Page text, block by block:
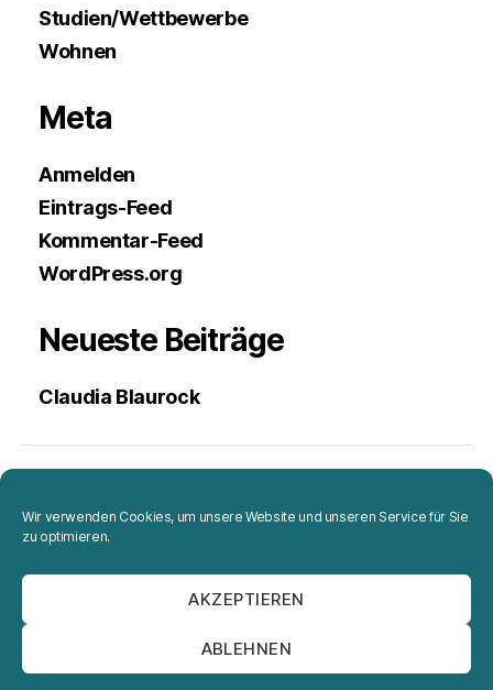
Wir verwenden Cookies, um unsere Website und unseren Service für Sie
zu optimieren.
AKZEPTIEREN
ABLEHNEN
Studien/Wettbewerbe
Wohnen
Meta
Anmelden
Eintrags-Feed
Kommentar-Feed
WordPress.org
Neueste Beiträge
Claudia Blaurock
Projekte
Datenschutzerklärung